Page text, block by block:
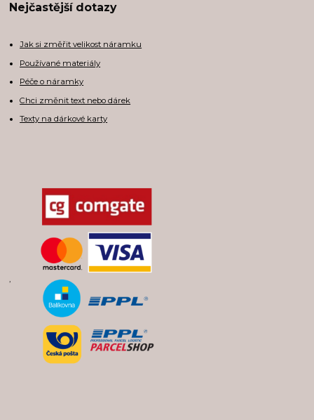
Nejčastější dotazy
Jak si změřit velikost náramku
Používané materiály
Péče o náramky
Chci změnit text nebo dárek
Texty na dárkové karty